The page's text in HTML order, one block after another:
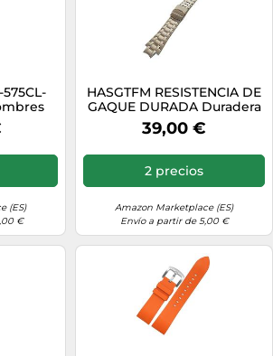
(ES)
€
HASGTFM RESISTENCIA DE
GAQUE DURADA Duradera
Correa de metal Ajuste for
Casio EDIFICE EFR-539 Reloj
reloj de reloj
39,00 €
2 precios
Amazon Marketplace (ES)
Envío a partir de 5,00 €